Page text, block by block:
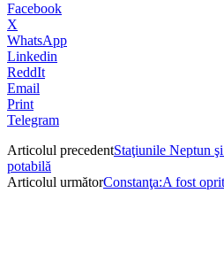
Facebook
X
WhatsApp
Linkedin
ReddIt
Email
Print
Telegram
Articolul precedentStaţiunile Neptun
potabilă
Articolul următorConstanţa:A fost